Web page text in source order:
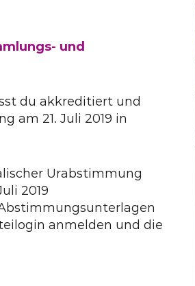
und
du akkreditiert und
am 21. Juli 2019 in
Urabstimmung
2019
anmelden und die